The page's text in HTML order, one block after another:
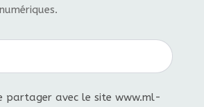
partager avec le site www.ml-